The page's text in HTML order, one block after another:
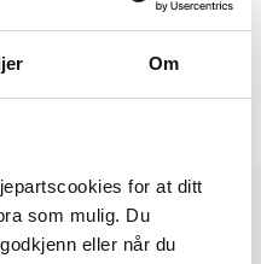
Om
for at ditt
som mulig. Du
eller når du